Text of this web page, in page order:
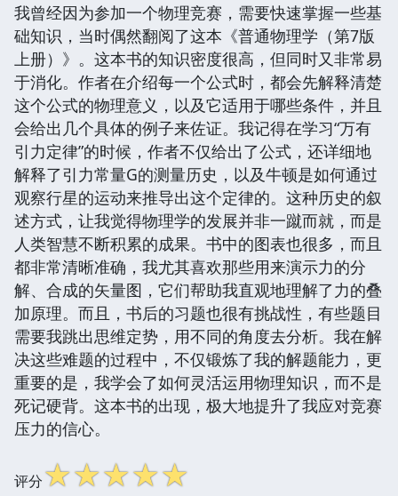
我曾经因为参加一个物理竞赛，需要快速掌握一些基
础知识，当时偶然翻阅了这本《普通物理学（第7版
上册）》。这本书的知识密度很高，但同时又非常易
于消化。作者在介绍每一个公式时，都会先解释清楚
这个公式的物理意义，以及它适用于哪些条件，并且
会给出几个具体的例子来佐证。我记得在学习“万有
引力定律”的时候，作者不仅给出了公式，还详细地
解释了引力常量G的测量历史，以及牛顿是如何通过
观察行星的运动来推导出这个定律的。这种历史的叙
述方式，让我觉得物理学的发展并非一蹴而就，而是
人类智慧不断积累的成果。书中的图表也很多，而且
都非常清晰准确，我尤其喜欢那些用来演示力的分
解、合成的矢量图，它们帮助我直观地理解了力的叠
加原理。而且，书后的习题也很有挑战性，有些题目
需要我跳出思维定势，用不同的角度去分析。我在解
决这些难题的过程中，不仅锻炼了我的解题能力，更
重要的是，我学会了如何灵活运用物理知识，而不是
死记硬背。这本书的出现，极大地提升了我应对竞赛
压力的信心。
评分☆☆☆☆☆